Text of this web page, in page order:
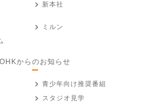
新本社
ミルン
OHKからのお知らせ
青少年向け推奨番組
スタジオ見学